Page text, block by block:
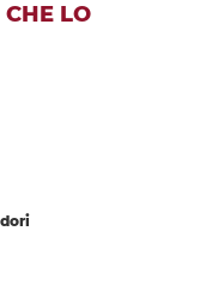
CHE LO